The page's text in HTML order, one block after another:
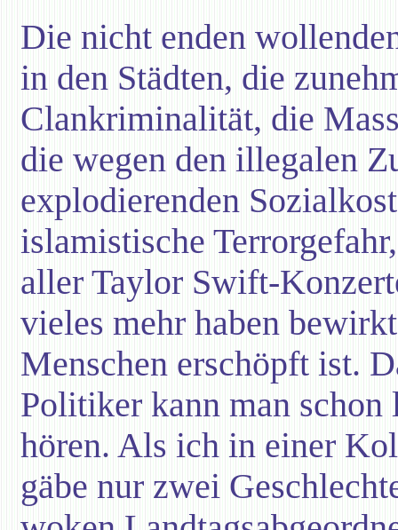
Die nicht enden
in den Städten, die
Clankriminalität, die
die wegen den illegalen
explodierenden
islamistische
aller Taylor Swift-
vieles mehr haben
Menschen erschöpft ist.
Politiker kann man schon
hören. Als ich in einer
gäbe nur zwei